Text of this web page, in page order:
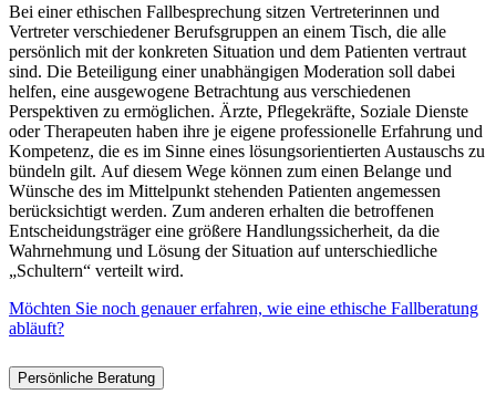
Bei einer ethischen Fallbesprechung sitzen Vertreterinnen und
Vertreter verschiedener Berufsgruppen an einem Tisch, die alle
persönlich mit der konkreten Situation und dem Patienten vertraut
sind. Die Beteiligung einer unabhängigen Moderation soll dabei
helfen, eine ausgewogene Betrachtung aus verschiedenen
Perspektiven zu ermöglichen. Ärzte, Pflegekräfte, Soziale Dienste
oder Therapeuten haben ihre je eigene professionelle Erfahrung und
Kompetenz, die es im Sinne eines lösungsorientierten Austauschs zu
bündeln gilt. Auf diesem Wege können zum einen Belange und
Wünsche des im Mittelpunkt stehenden Patienten angemessen
berücksichtigt werden. Zum anderen erhalten die betroffenen
Entscheidungsträger eine größere Handlungssicherheit, da die
Wahrnehmung und Lösung der Situation auf unterschiedliche
„Schultern“ verteilt wird.
Möchten Sie noch genauer erfahren, wie eine ethische Fallberatung
abläuft?
Persönliche Beratung